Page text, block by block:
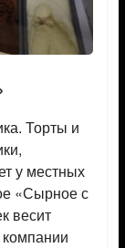
Торты и
у местных
«Сырное с
весит
компании